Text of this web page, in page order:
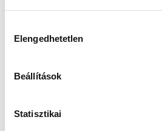
kiválasztása
Elengedhetetlen
Beállítások
Statisztikai
loadingwww.bicapp.hu
(see the